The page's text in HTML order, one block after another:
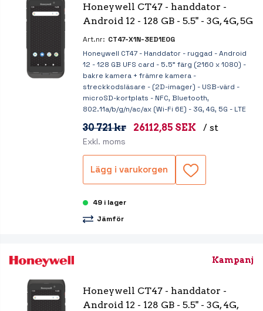
Honeywell CT47 - handdator -
Android 12 - 128 GB - 5.5" - 3G, 4G, 5G
Art.nr: CT47-X1N-3ED1E0G
Honeywell CT47 - Handdator - ruggad - Android
12 - 128 GB UFS card - 5.5" färg (2160 x 1080) -
bakre kamera + främre kamera -
streckkodsläsare - (2D-imager) - USB-värd -
microSD-kortplats - NFC, Bluetooth,
802.11a/b/g/n/ac/ax (Wi-Fi 6E) - 3G, 4G, 5G - LTE
30 721 kr 26112,85 SEK / st
Exkl. moms
Lägg i varukorgen
49 i lager
Jämför
Kampanj
Honeywell CT47 - handdator -
Android 12 - 128 GB - 5.5" - 3G, 4G,